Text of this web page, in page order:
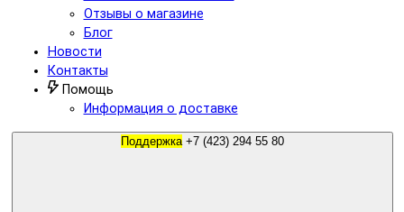
Отзывы о магазине
Блог
Новости
Контакты
Помощь
Информация о доставке
Поддержка +7 (423) 294 55 80